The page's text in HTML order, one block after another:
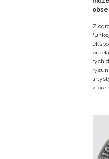
Z
tych
z